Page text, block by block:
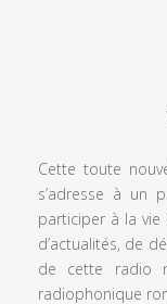
Cette toute
s’adresse à un
participer à la
d’actualités, de
de cette radio
radiophonique